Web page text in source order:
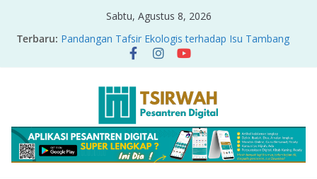
Sabtu, Agustus 8, 2026
Terbaru: Pandangan Tafsir Ekologis terhadap Isu Tambang
Nikel di Raja Ampat
PRODUK RELASI KUASA-IDIOLOGI PADA TAFSIR
Sirah Nabawiyah
Oversharing dan Privasi dalam Al-Qur’an: “Ketika
Ayat Bicara Soal Curhat di Sosmed”
Menyikapi Fatherless, Kisah Lukman Menjadi
Cerminan